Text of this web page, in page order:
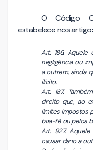
O Código
estabelece nos
Art. 186. Aquele
negligência ou
a outrem, ainda
ilícito.
Art. 187.
direito que, ao
limites impostos
boa-fé ou pelos
Art. 927.
causar dano a